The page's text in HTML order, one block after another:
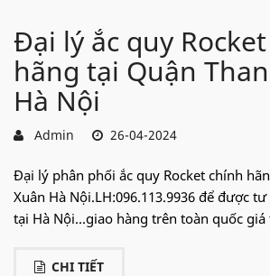
Đại lý ắc quy
hãng tại Quận
Hà Nội
Admin 26-04-2024
Đại lý phân phối ắc quy Rocket chính
Xuân Hà Nội.LH:096.113.9936 để được
tại Hà Nội...giao hàng trên toàn quốc giá
CHI TIẾT